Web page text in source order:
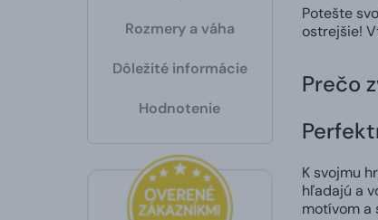
Rozmery a váha
Dôležité informácie
Hodnotenie
Potešte
ostrejšie!
Prečo
K svojmu
hľadajú a
motívom a